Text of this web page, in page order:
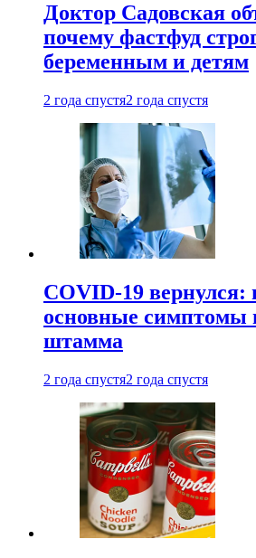
Доктор Садовская
почему фастфуд
беременным и детям
2 года спустя2 года спустя
COVID-19 вернулся:
основные симптомы
штамма
2 года спустя2 года спустя